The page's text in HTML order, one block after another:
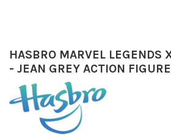
HASBRO MARVEL LEGENDS
- JEAN GREY ACTION